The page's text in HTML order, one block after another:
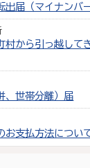
出届（マイナンバ
村から引っ越して
、世帯分離）届
お支払方法につい